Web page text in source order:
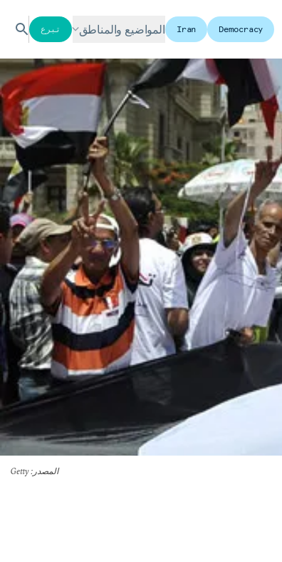
Democracy
Iran المواضيع والمناطق تبرع
المصدر : Getty